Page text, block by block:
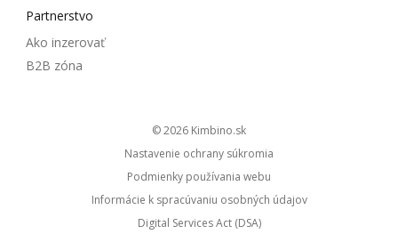
Partnerstvo
Ako inzerovať
B2B zóna
© 2026
kimbino.sk
Nastavenie ochrany súkromia
Podmienky používania webu
Informácie k spracúvaniu osobných údajov
Digital Services Act (DSA)